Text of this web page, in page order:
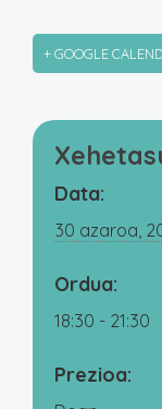
+ GOOGLE
Data:
30 azaroa,
Ordua:
18:30 - 21:30
Prezioa: